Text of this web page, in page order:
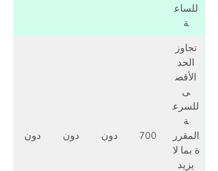
للساع
ة
تجاوز
الحد
الأقص
ى
للسرع
ة
المقرر
ة بما لا
يزيد
700 دون دون دون